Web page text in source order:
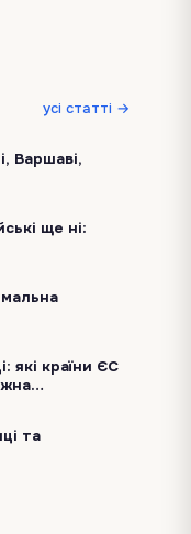
усі статті →
Варшаві,
ще ні:
які країни ЄС
та